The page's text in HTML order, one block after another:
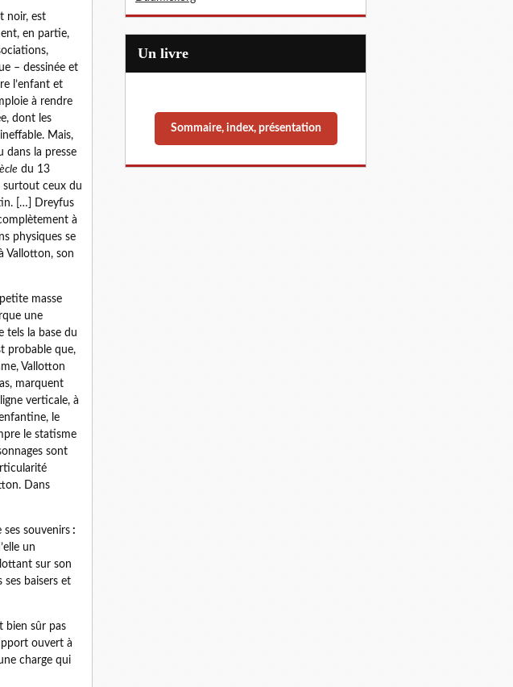
noir, est
en partie,
– dessinée et
l’enfant et
à rendre
dont les
Mais,
dans la presse
du 13
surtout ceux du
[…] Dreyfus
à
physiques se
Vallotton, son
masse
une
tels la base du
probable que,
Vallotton
marquent
verticale, à
le
le statisme
sont
Dans
ses souvenirs :
un
sur son
baisers et
bien sûr pas
ouvert à
charge qui
Un livre
Sommaire, index, présentation